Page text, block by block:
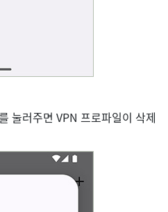
눌러주면 VPN 프로파일이 삭제